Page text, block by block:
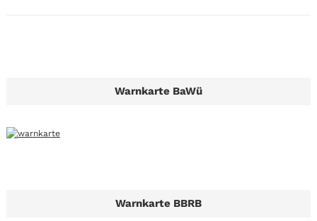
Warnkarte BaWü
Warnkarte BBRB